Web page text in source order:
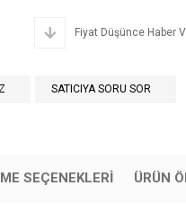
Fiyat Düşünce Haber
SATICIYA SORU SOR
SEÇENEKLERI ÜRÜN